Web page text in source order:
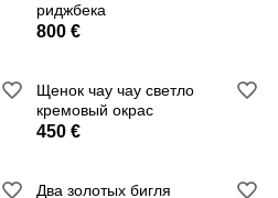
риджбека
800 €
Щенок чау чау светло
кремовый окрас
450 €
Два золотых бигля